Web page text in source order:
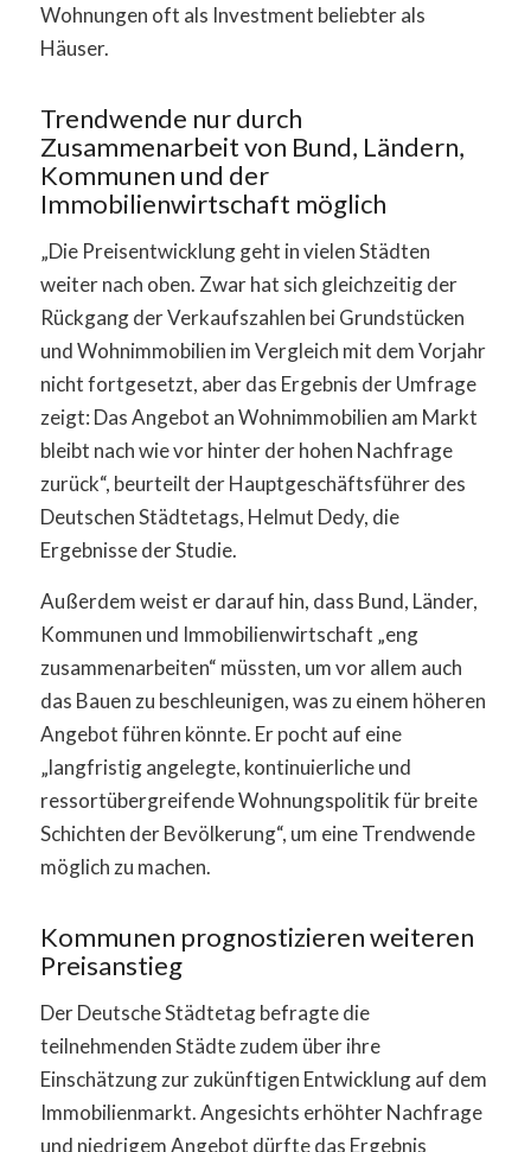
Wohnungen oft als Investment beliebter als
Häuser.
Trendwende nur durch
Zusammenarbeit von Bund, Ländern,
Kommunen und der
Immobilienwirtschaft möglich
„Die Preisentwicklung geht in vielen Städten
weiter nach oben. Zwar hat sich gleichzeitig der
Rückgang der Verkaufszahlen bei Grundstücken
und Wohnimmobilien im Vergleich mit dem Vorjahr
nicht fortgesetzt, aber das Ergebnis der Umfrage
zeigt: Das Angebot an Wohnimmobilien am Markt
bleibt nach wie vor hinter der hohen Nachfrage
zurück“, beurteilt der Hauptgeschäftsführer des
Deutschen Städtetags, Helmut Dedy, die
Ergebnisse der Studie.
Außerdem weist er darauf hin, dass Bund, Länder,
Kommunen und Immobilienwirtschaft „eng
zusammenarbeiten“ müssten, um vor allem auch
das Bauen zu beschleunigen, was zu einem höheren
Angebot führen könnte. Er pocht auf eine
„langfristig angelegte, kontinuierliche und
ressortübergreifende Wohnungspolitik für breite
Schichten der Bevölkerung“, um eine Trendwende
möglich zu machen.
Kommunen prognostizieren weiteren
Preisanstieg
Der Deutsche Städtetag befragte die
teilnehmenden Städte zudem über ihre
Einschätzung zur zukünftigen Entwicklung auf dem
Immobilienmarkt. Angesichts erhöhter Nachfrage
und niedrigem Angebot dürfte das Ergebnis